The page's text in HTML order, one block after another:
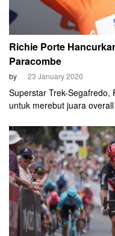
Richie Porte
Paracombe
by 23 January 2020
Superstar Trek-Segafredo,
untuk merebut juara
pesaingnya di etape
puncak tanjakan curam